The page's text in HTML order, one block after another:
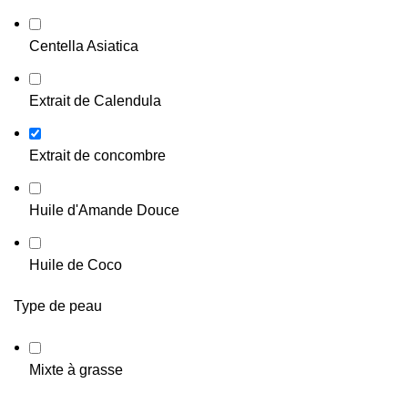
Centella Asiatica
Extrait de Calendula
Extrait de concombre
Huile d'Amande Douce
Huile de Coco
Type de peau
Mixte à grasse